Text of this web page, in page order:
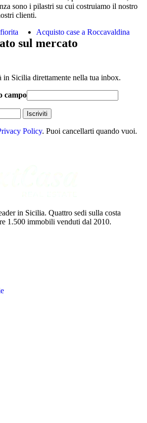
sono i pilastri su cui costruiamo il nostro
clienti.
Acquisto case a Roccavaldina
sul mercato
Sicilia direttamente nella tua inbox.
campo
Iscriviti
Policy. Puoi cancellarti quando vuoi.
in Sicilia. Quattro sedi sulla costa
1.500 immobili venduti dal 2010.